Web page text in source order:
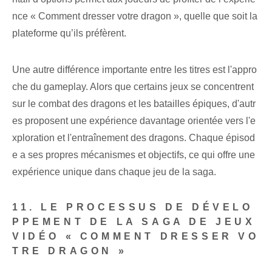
nce « Comment dresser votre dragon », quelle que soit la
plateforme qu’ils préfèrent.
Une autre différence importante entre les titres est l'appro
che du gameplay. Alors que certains jeux se concentrent
sur le combat des dragons et les batailles épiques, d'autr
es proposent une expérience davantage orientée vers l'e
xploration et l'entraînement des dragons. Chaque épisod
e a ses propres mécanismes et objectifs, ce qui offre une
expérience unique dans chaque jeu de la saga.
11. LE PROCESSUS DE DÉVELO
PPEMENT DE LA SAGA DE JEUX
VIDÉO « COMMENT DRESSER VO
TRE DRAGON »